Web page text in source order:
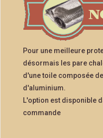
Pour une meilleure
désormais les pare
d'une toile composée
d'aluminium.
L'option est disponible
commande